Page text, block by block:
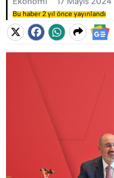
Ekonomi 17 Mayıs 2024
Bu haber 2 yıl önce yayınlandı